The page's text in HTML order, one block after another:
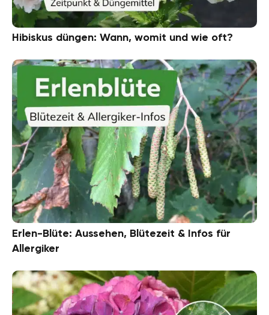
Hibiskus düngen: Wann, womit und wie oft?
Erlen-Blüte: Aussehen, Blütezeit & Infos für
Allergiker